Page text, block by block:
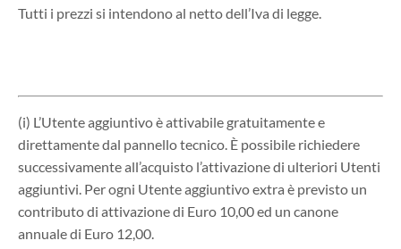
Tutti i prezzi si intendono al netto dell’Iva di legge.
(i) L’Utente aggiuntivo è attivabile gratuitamente e
direttamente dal pannello tecnico. È possibile richiedere
successivamente all’acquisto l’attivazione di ulteriori Utenti
aggiuntivi. Per ogni Utente aggiuntivo extra è previsto un
contributo di attivazione di Euro 10,00 ed un canone
annuale di Euro 12,00.